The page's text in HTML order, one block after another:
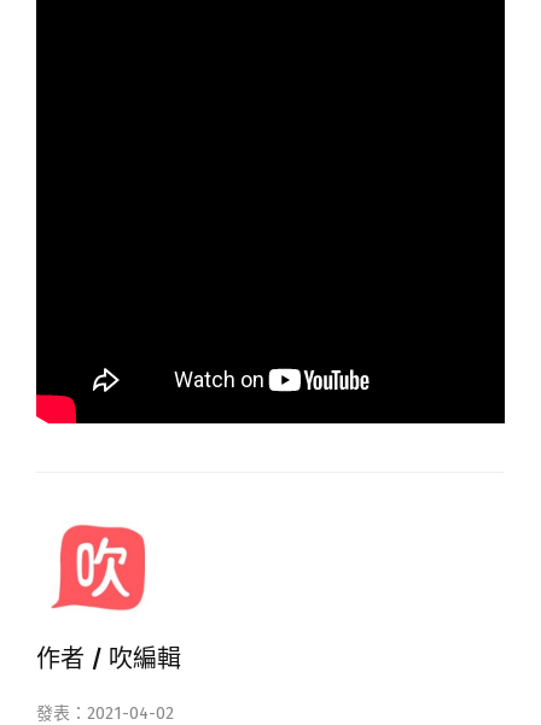
作者 / 吹編輯
發表：2021-04-02